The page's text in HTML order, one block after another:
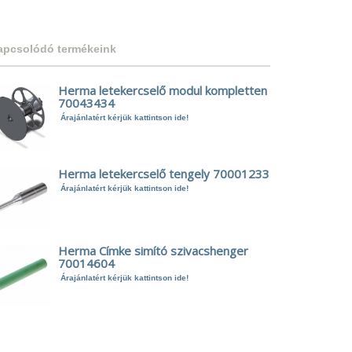
termékeink
Herma letekercselő modul kompletten
70043434
Árajánlatért kérjük kattintson ide!
Herma letekercselő tengely 70001233
Árajánlatért kérjük kattintson ide!
Herma Címke simító szivacshenger
70014604
Árajánlatért kérjük kattintson ide!